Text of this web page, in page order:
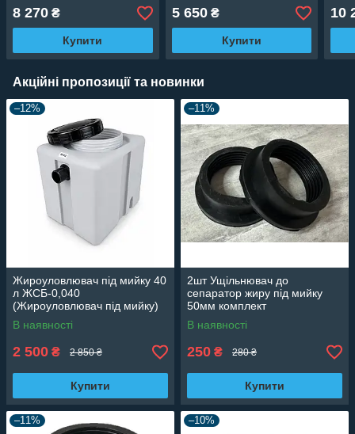
8 270 ₴
Купити
5 650₴
Купити
10
Акційні пропозиції та новинки
–12%
Жироуловлювач під мийку 40
л ЖСБ-0,040
(Жироуловлювач під мийку)
В наявності
2 500 ₴ 2 850 ₴
Купити
–11%
2шт Ущільнювач до
сепаратор жиру під мийку
50мм комплект
В наявності
250 ₴ 280 ₴
Купити
–11% –10%